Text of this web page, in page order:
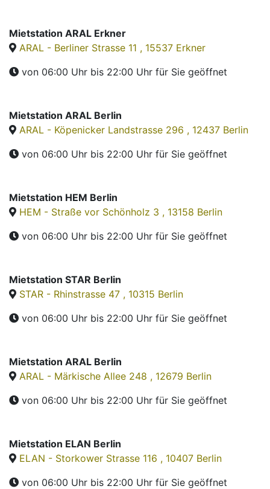
Mietstation ARAL Erkner
ARAL - Berliner Strasse 11 , 15537 Erkner
von 06:00 Uhr bis 22:00 Uhr für Sie geöffnet
Mietstation ARAL Berlin
ARAL - Köpenicker Landstrasse 296 , 12437 Berlin
von 06:00 Uhr bis 22:00 Uhr für Sie geöffnet
Mietstation HEM Berlin
HEM - Straße vor Schönholz 3 , 13158 Berlin
von 06:00 Uhr bis 22:00 Uhr für Sie geöffnet
Mietstation STAR Berlin
STAR - Rhinstrasse 47 , 10315 Berlin
von 06:00 Uhr bis 22:00 Uhr für Sie geöffnet
Mietstation ARAL Berlin
ARAL - Märkische Allee 248 , 12679 Berlin
von 06:00 Uhr bis 22:00 Uhr für Sie geöffnet
Mietstation ELAN Berlin
ELAN - Storkower Strasse 116 , 10407 Berlin
von 06:00 Uhr bis 22:00 Uhr für Sie geöffnet